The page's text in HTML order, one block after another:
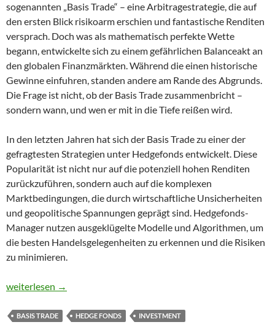
sogenannten „Basis Trade“ – eine Arbitragestrategie, die auf
den ersten Blick risikoarm erschien und fantastische Renditen
versprach. Doch was als mathematisch perfekte Wette
begann, entwickelte sich zu einem gefährlichen Balanceakt an
den globalen Finanzmärkten. Während die einen historische
Gewinne einfuhren, standen andere am Rande des Abgrunds.
Die Frage ist nicht, ob der Basis Trade zusammenbricht –
sondern wann, und wen er mit in die Tiefe reißen wird.
In den letzten Jahren hat sich der Basis Trade zu einer der
gefragtesten Strategien unter Hedgefonds entwickelt. Diese
Popularität ist nicht nur auf die potenziell hohen Renditen
zurückzuführen, sondern auch auf die komplexen
Marktbedingungen, die durch wirtschaftliche Unsicherheiten
und geopolitische Spannungen geprägt sind. Hedgefonds-
Manager nutzen ausgeklügelte Modelle und Algorithmen, um
die besten Handelsgelegenheiten zu erkennen und die Risiken
zu minimieren.
Was ist der „Basis Trade“?
weiterlesen →
BASIS TRADE HEDGE FONDS INVESTMENT